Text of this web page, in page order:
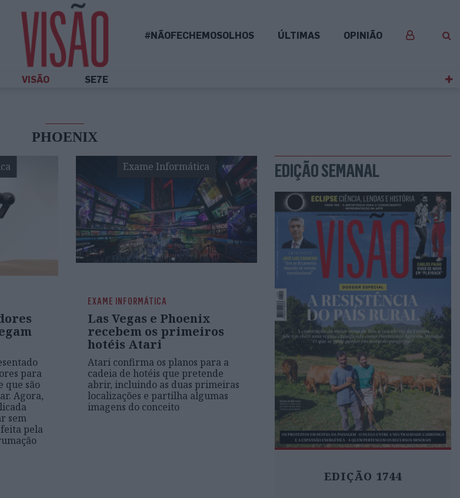
#NÃOFECHEMOSOLHOS ÚLTIMAS OPINIÃO
VISÃO SE7E
PHOENIX
para
que são
Agora,
sem
pela
Exame Informática
EXAME INFORMÁTICA
Las Vegas e Phoenix
recebem os primeiros
hotéis Atari
Atari confirma os planos para a
cadeia de hotéis que pretende
abrir, incluindo as duas primeiras
localizações e partilha algumas
imagens do conceito
EDIÇÃO SEMANAL
EDIÇÃO 1744